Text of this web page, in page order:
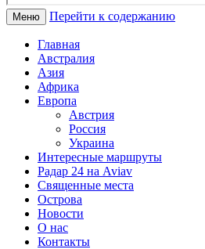
Меню Перейти к содержанию
Главная
Австралия
Азия
Африка
Европа
Австрия
Россия
Украина
Интересные маршруты
Радар 24 на Aviav
Священные места
Острова
Новости
О нас
Контакты